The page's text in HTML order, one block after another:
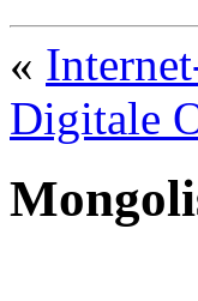
«
Digitale